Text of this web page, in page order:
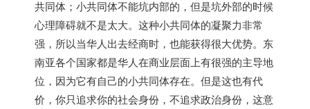
共同体；小共同体不能坑内部的，但是坑外部的时候
心理障碍就不是太大。这种小共同体的凝聚力非常
强，所以当华人出去经商时，也能获得很大优势。东
南亚各个国家都是华人在商业层面上有很强的主导地
位，因为它有自己的小共同体存在。但是这也有代
价，你只追求你的社会身份，不追求政治身份，这意